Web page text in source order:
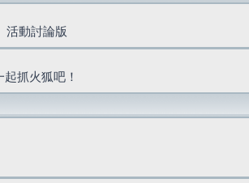
活動討論版
起抓火狐吧！